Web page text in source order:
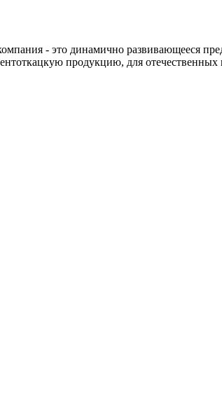
- это динамично развивающееся
продукцию, для отечественных